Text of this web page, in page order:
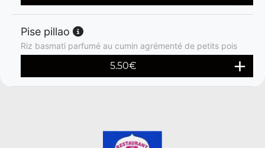
Pise pillao
Riz basmati parfumé au cumin agrémenté de petits pois
5.50€